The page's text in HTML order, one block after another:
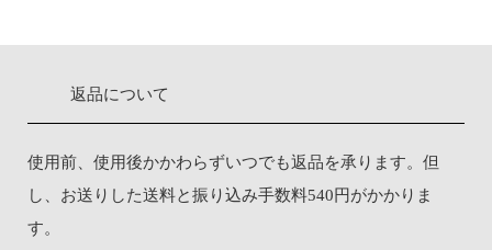
返品について
使用前、使用後かかわらずいつでも返品を承ります。但
し、お送りした送料と振り込み手数料540円がかかりま
す。